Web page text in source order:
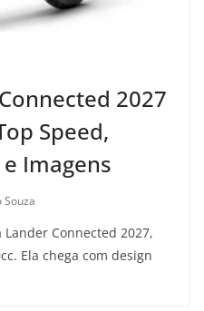
2027
Speed,
Imagens
Souza
Connected 2027,
Ela chega com design